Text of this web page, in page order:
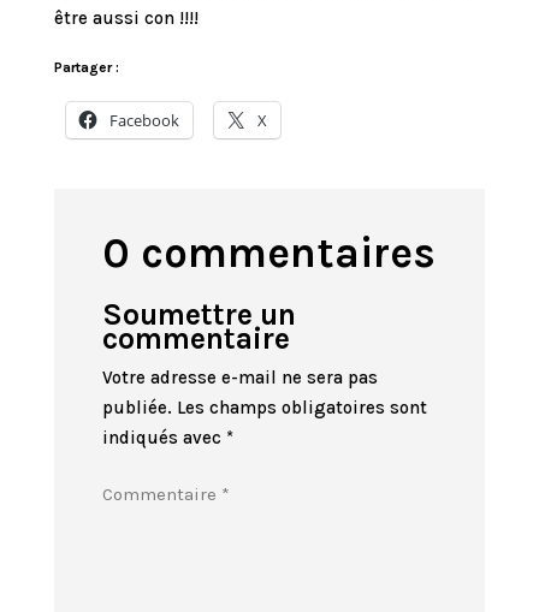
être aussi con !!!!
Partager :
Facebook X
0 commentaires
Soumettre un
commentaire
Votre adresse e-mail ne sera pas
publiée. Les champs obligatoires sont
indiqués avec *